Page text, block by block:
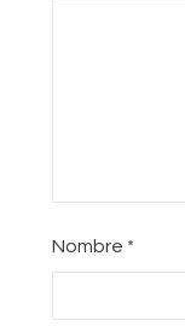
Nombre *